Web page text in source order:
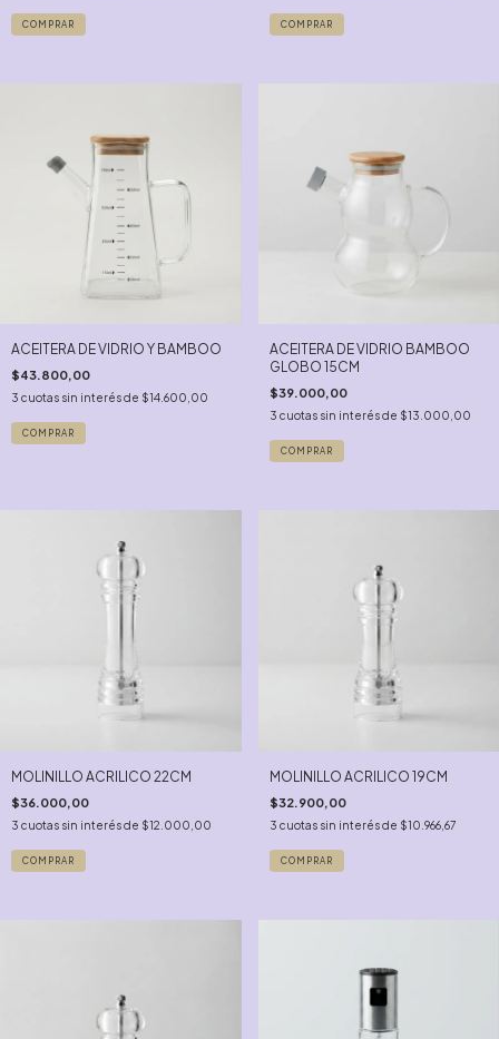
ACEITERA DE VIDRIO Y BAMBOO
$43.800,00
3 cuotas sin interés de $14.600,00
ACEITERA DE VIDRIO BAMBOO
GLOBO 15CM
$39.000,00
3 cuotas sin interés de $13.000,00
MOLINILLO ACRILICO 22CM
$36.000,00
3 cuotas sin interés de $12.000,00
MOLINILLO ACRILICO 19CM
$32.900,00
3 cuotas sin interés de $10.966,67